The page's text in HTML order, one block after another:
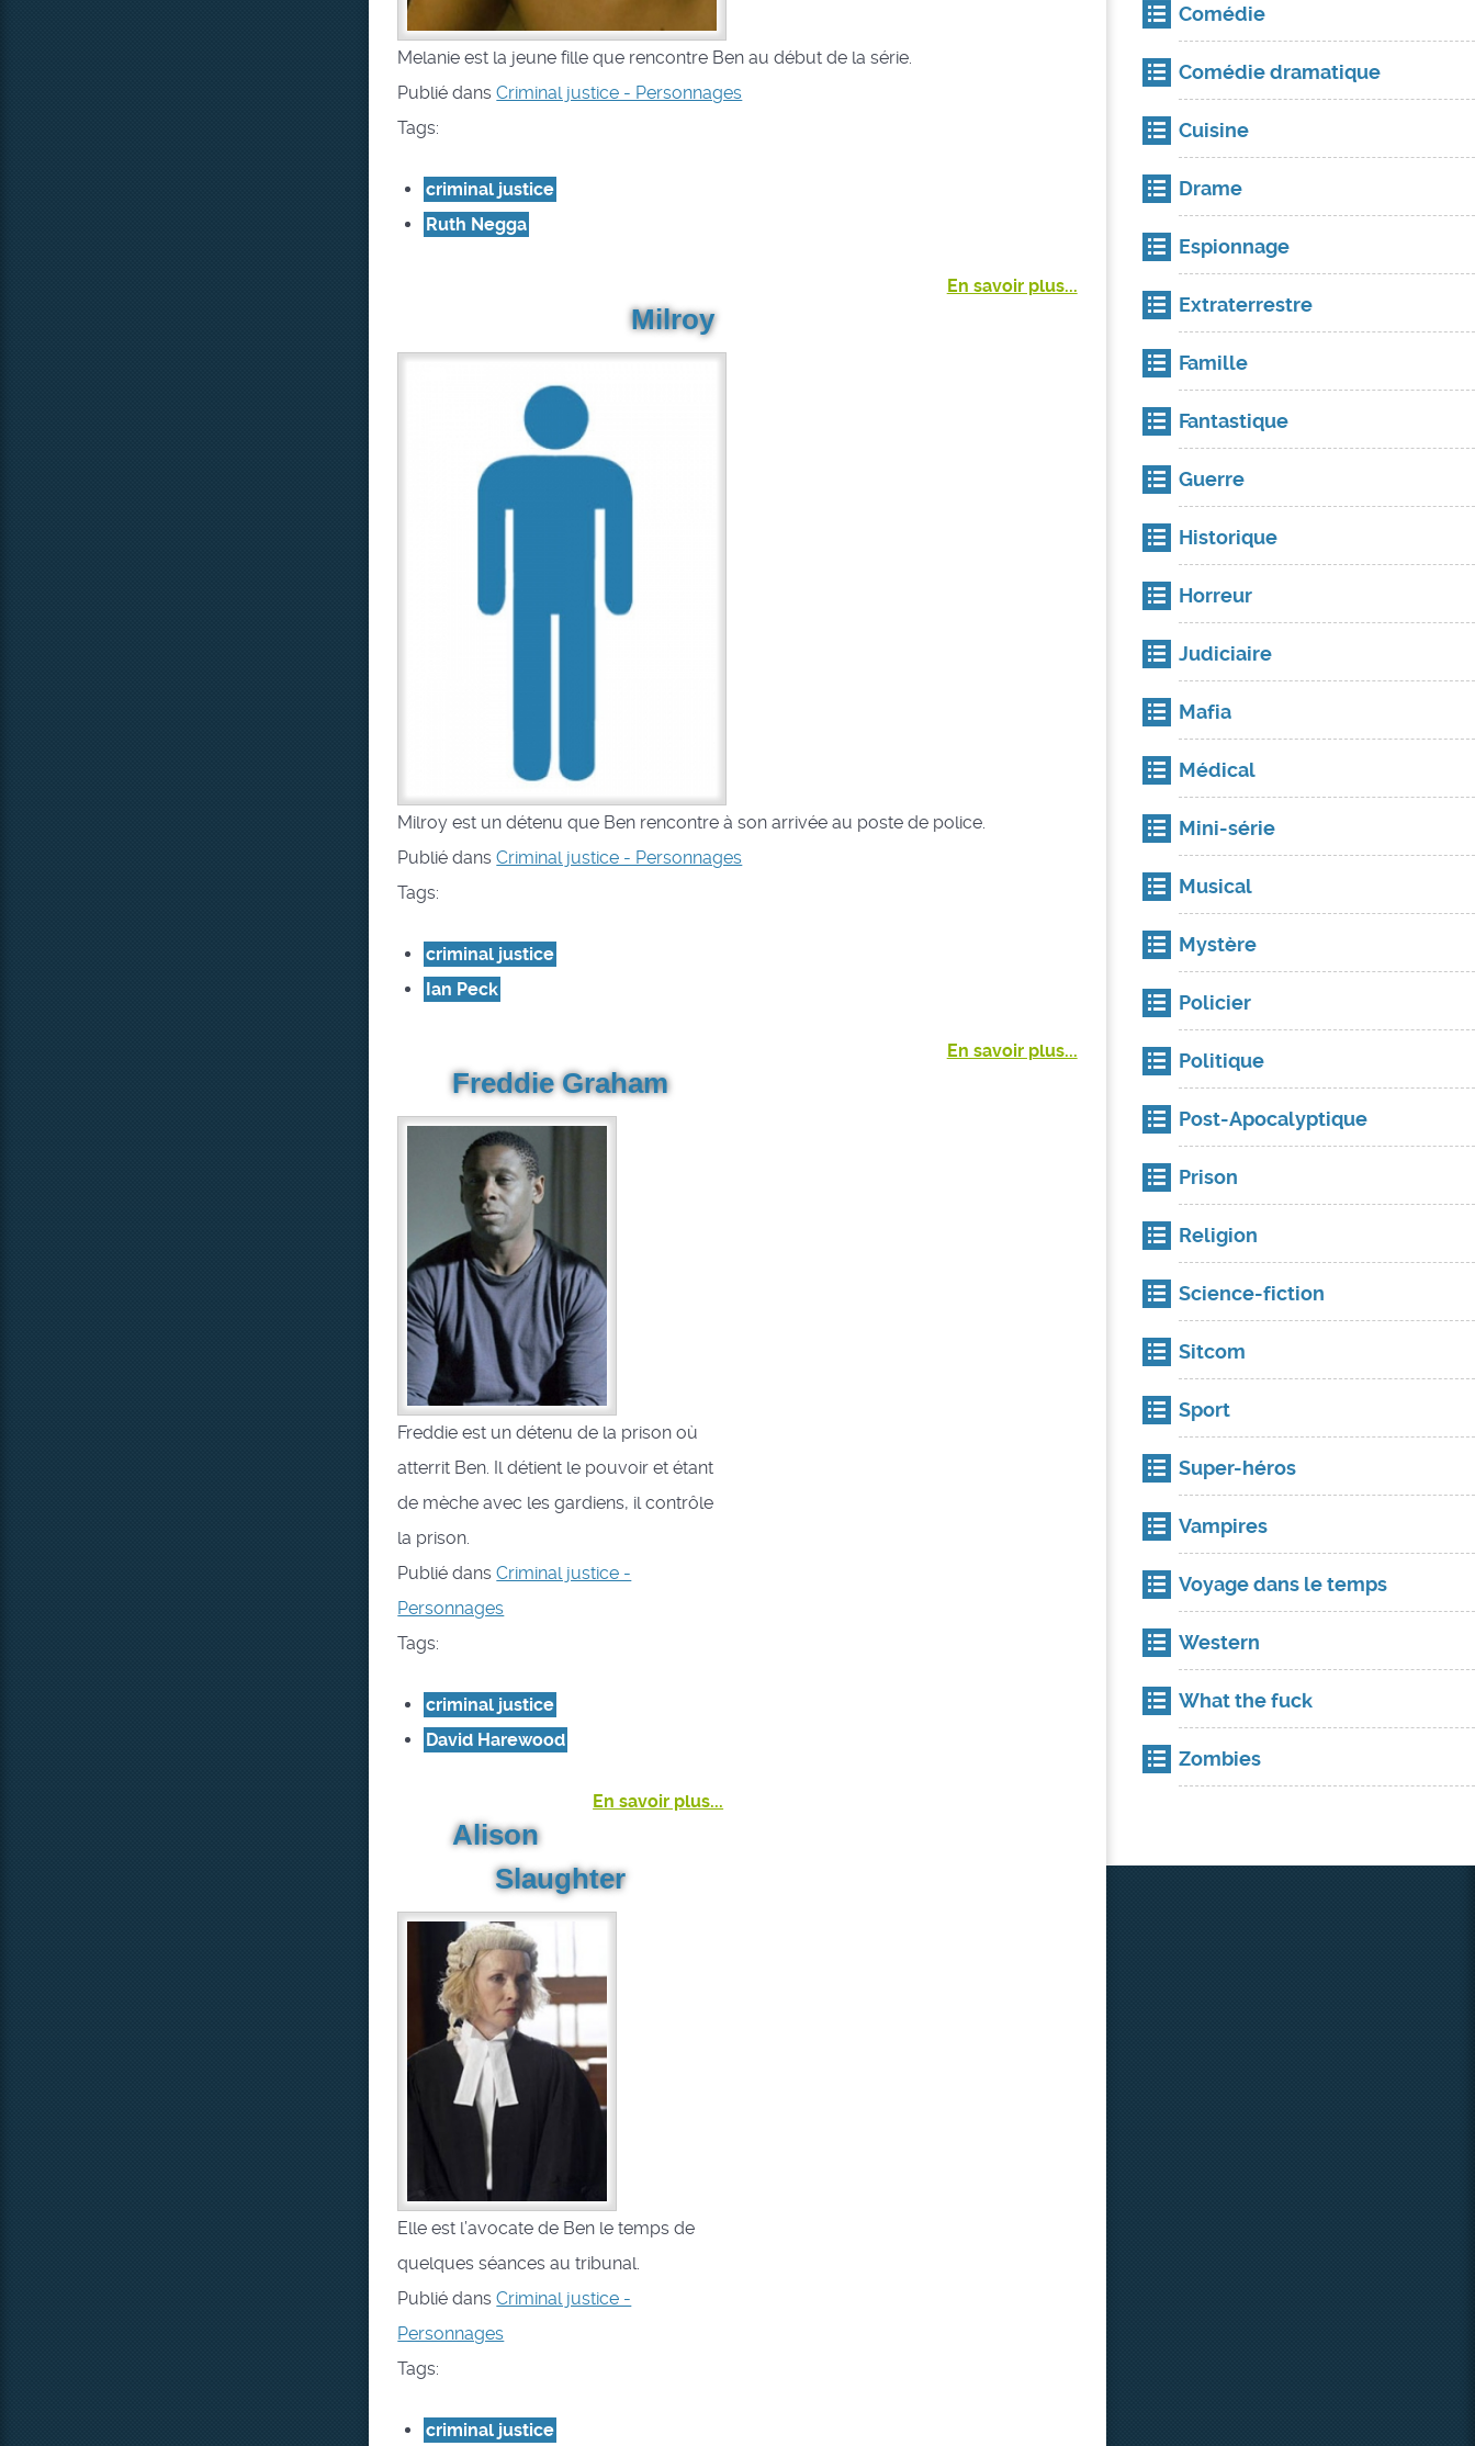
Melanie est la jeune fille que rencontre Ben au début de la série.
Publié dans Criminal justice - Personnages
Tags:
criminal justice
Ruth Negga
En savoir plus...
Milroy
Milroy est un détenu que Ben rencontre à son arrivée au poste de police.
Publié dans Criminal justice - Personnages
Tags:
criminal justice
Ian Peck
En savoir plus...
Freddie Graham
Freddie est un détenu de la prison où
atterrit Ben. Il détient le pouvoir et étant
de mèche avec les gardiens, il contrôle
la prison.
Publié dans Criminal justice -
Personnages
Tags:
criminal justice
David Harewood
En savoir plus...
Alison
Slaughter
Elle est l’avocate de Ben le temps de
quelques séances au tribunal.
Publié dans Criminal justice -
Personnages
Tags:
criminal justice
Comédie
Comédie dramatique
Cuisine
Drame
Espionnage
Extraterrestre
Famille
Fantastique
Guerre
Historique
Horreur
Judiciaire
Mafia
Médical
Mini-série
Musical
Mystère
Policier
Politique
Post-Apocalyptique
Prison
Religion
Science-fiction
Sitcom
Sport
Super-héros
Vampires
Voyage dans le temps
Western
What the fuck
Zombies